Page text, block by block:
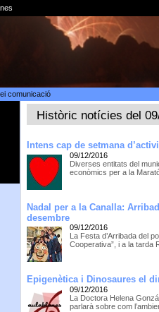
comunicació
Històric notícies del
Intens cap de setmana
09/12/2016
Diverses entitats del
econòmics per a la
Nadal per a la Canalla:
desembre
09/12/2016
La Festa d’Arribada del
Cooperativa”, i a la tarda
Epigenètica i Dinosaures el
09/12/2016
La Doctora Helena
parlarà sobre com